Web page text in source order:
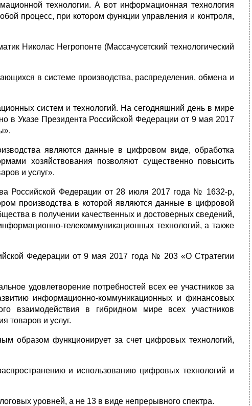
технологии. А вот информационная технология
процесс, при котором функции управления и контроля,
Николас Негропонте (Массачусетский технологический
в системе производства, распределения, обмена и
систем и технологий. На сегодняшний день в мире
в Указе Президента Российской Федерации от 9 мая 2017
являются данные в цифровом виде, обработка
хозяйствования позволяют существенно повысить
и услуг».
Российской Федерации от 28 июля 2017 года № 1632-р,
производства в которой являются данные в цифровой
в получении качественных и достоверных сведений,
телекоммуникационных технологий, а также
Федерации от 9 мая 2017 года № 203 «О Стратегии
удовлетворение потребностей всех ее участников за
информационно-коммуникационных и финансовых
взаимодействия в гибридном мире всех участников
товаров и услуг.
образом функционирует за счет цифровых технологий,
и использованию цифровых технологий и
уровней, а не 13 в виде непрерывного спектра.